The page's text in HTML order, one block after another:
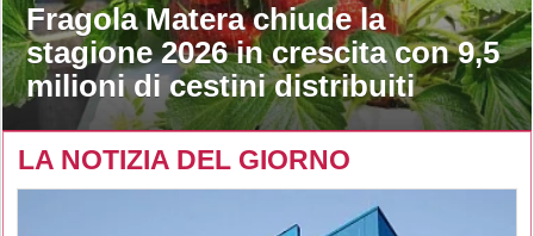
Fragola Matera chiude la
stagione 2026 in crescita con 9,5
milioni di cestini distribuiti
LA NOTIZIA DEL GIORNO